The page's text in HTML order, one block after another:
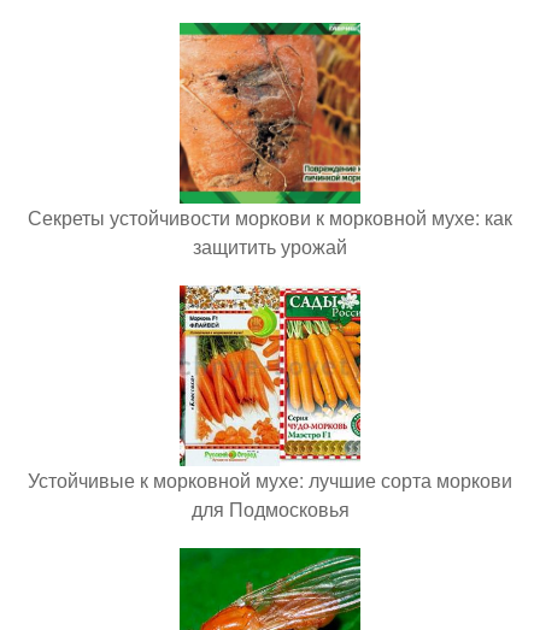
Секреты устойчивости моркови к морковной мухе: как
защитить урожай
Устойчивые к морковной мухе: лучшие сорта моркови
для Подмосковья